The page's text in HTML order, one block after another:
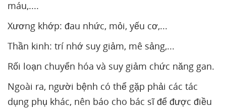
máu,....
Xương khớp: đau nhức, mỏi, yếu cơ,...
Thần kinh: trí nhớ suy giảm, mê sảng,...
Rối loạn chuyển hóa và suy giảm chức năng gan.
Ngoài ra, người bệnh có thể gặp phải các tác
dụng phụ khác, nên báo cho bác sĩ để được điều